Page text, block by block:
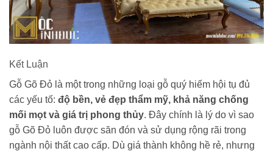
Kết Luận
Gỗ Gõ Đỏ là một trong những loại gỗ quý hiếm hội tụ đủ
các yếu tố: độ bền, vẻ đẹp thẩm mỹ, khả năng chống
mối mọt và giá trị phong thủy. Đây chính là lý do vì sao
gỗ Gõ Đỏ luôn được săn đón và sử dụng rộng rãi trong
ngành nội thất cao cấp. Dù giá thành không hề rẻ, nhưng